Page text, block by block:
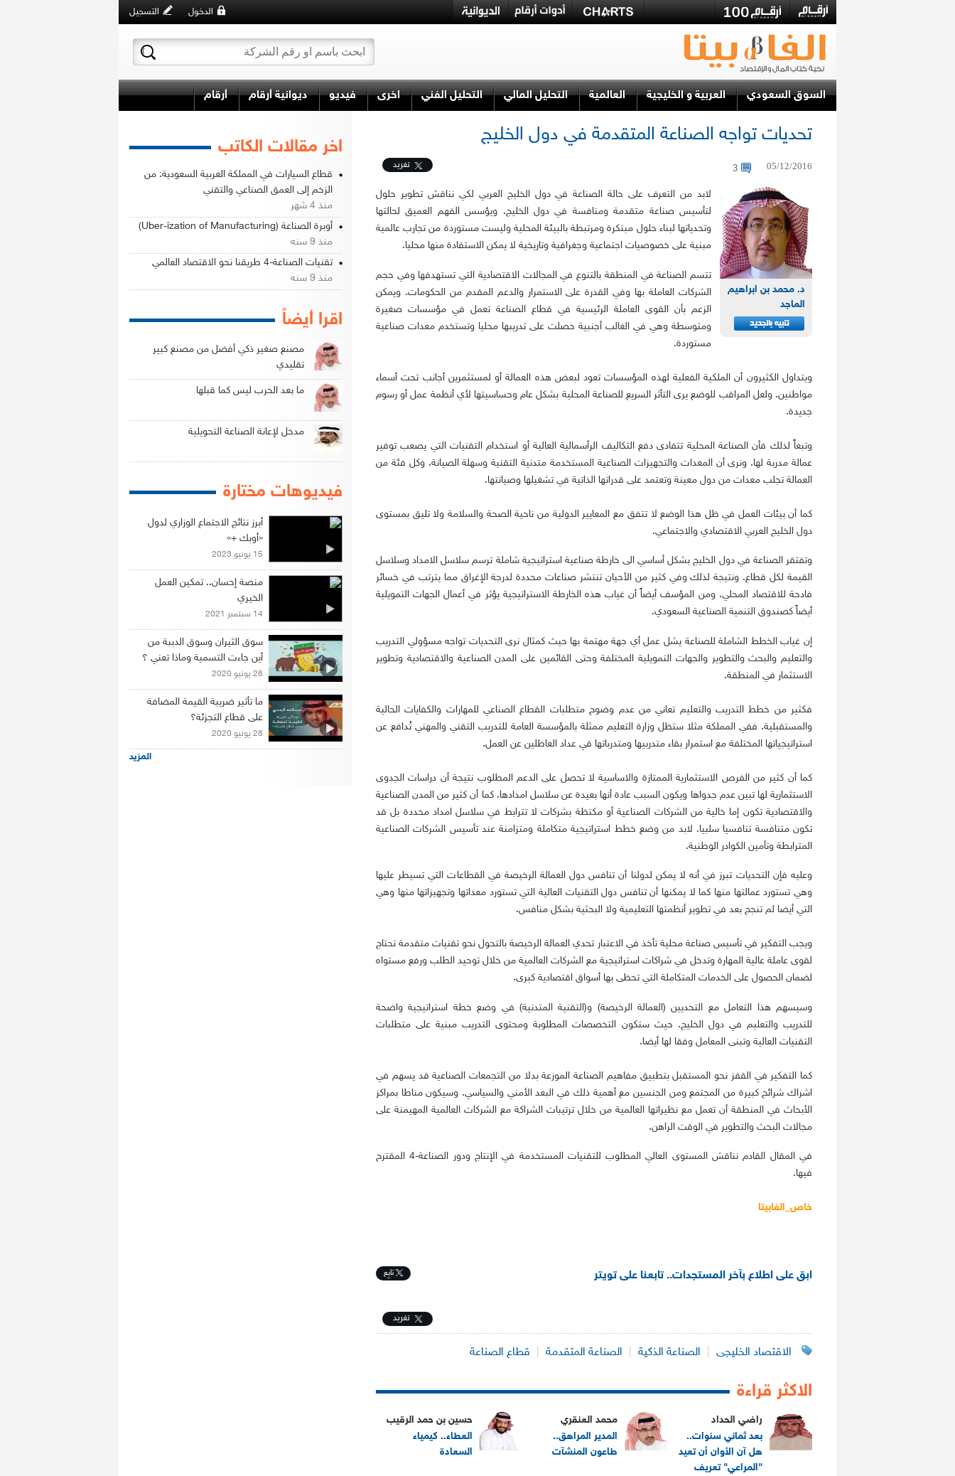
التسجيل الدخول
السوق السعودي العربية و الخليجية العالمية التحليل المالي التحليل الفني اخرى فيديو ديوانية أرقام أرقام
تحديات تواجه الصناعة المتقدمة في دول الخليج
05/12/2016
3 تغريد
د. محمد بن ابراهيم
الماجد
لابد من التعرف على حالة الصناعة في دول الخليج العربي لكي نناقش تطوير حلول
لتأسيس صناعة متقدمة ومنافسة في دول الخليج. ويؤسس الفهم العميق لحالتها
وتحدياتها لبناء حلول مبتكرة ومرتبطة بالبيئة المحلية وليست مستوردة من تجارب عالمية
مبنية على خصوصيات اجتماعية وجغرافية وتاريخية لا يمكن الاستفادة منها محليا.
تتسم الصناعة في المنطقة بالتنوع في المجالات الاقتصادية التي تستهدفها وفي حجم
الشركات العاملة بها وفي القدرة على الاستمرار والدعم المقدم من الحكومات. ويمكن
الزعم بأن القوى العاملة الرئيسية في قطاع الصناعة تعمل في مؤسسات صغيرة
ومتوسطة وهي في الغالب أجنبية حصلت على تدريبها محليا وتستخدم معدات صناعية
مستوردة.
ويتداول الكثيرون أن الملكية الفعلية لهذه المؤسسات تعود لبعض هذه العمالة أو لمستثمرين أجانب تحت أسماء
مواطنين. ولعل المراقب للوضع يرى التأثر السريع للصناعة المحلية بشكل عام وحساسيتها لأي أنظمة عمل أو رسوم
جديدة.
وتبعاً لذلك فأن الصناعة المحلية تتفادى دفع التكاليف الرأسمالية العالية أو استخدام التقنيات التي يصعب توفير
عمالة مدربة لها. ونرى أن المعدات والتجهيزات الصناعية المستخدمة متدنية التقنية وسهلة الصيانة. وكل فئة من
العمالة تجلب معدات من دول معينة وتعتمد على قدراتها الذاتية في تشغيلها وصيانتها.
كما أن بيئات العمل في ظل هذا الوضع لا تتفق مع المعايير الدولية من ناحية الصحة والسلامة ولا تليق بمستوى
دول الخليج العربي الاقتصادي والاجتماعي.
وتفتقر الصناعة في دول الخليج بشكل أساسي الى خارطة صناعية استراتيجية شاملة ترسم سلاسل الامداد وسلاسل
القيمة لكل قطاع. ونتيجة لذلك وفي كثير من الأحيان تنتشر صناعات محددة لدرجة الإغراق مما يترتب في خسائر
فادحة للاقتصاد المحلي. ومن المؤسف أيضاً أن غياب هذه الخارطة الاستراتيجية يؤثر في أعمال الجهات التمويلية
أيضاً كصندوق التنمية الصناعية السعودي.
إن غياب الخطط الشاملة للصناعة يشل عمل أي جهة مهتمة بها حيث كمثال نرى التحديات تواجه مسؤولي التدريب
والتعليم والبحث والتطوير والجهات التمويلية المختلفة وحتى القائمين على المدن الصناعية والاقتصادية وتطوير
الاستثمار في المنطقة.
فكثير من خطط التدريب والتعليم تعاني من عدم وضوح متطلبات القطاع الصناعي للمهارات والكفايات الحالية
والمستقبلية. ففي المملكة مثلا ستظل وزارة التعليم ممثلة بالمؤسسة العامة للتدريب التقني والمهني تُدافع عن
استراتيجياتها المختلفة مع استمرار بقاء متدربيها ومتدرباتها في عداد العاطلين عن العمل.
كما أن كثير من الفرص الاستثمارية الممتازة والاساسية لا تحصل على الدعم المطلوب نتيجة أن دراسات الجدوى
الاستثمارية لها تبين عدم جدواها ويكون السبب عادة أنها بعيدة عن سلاسل امدادها. كما أن كثير من المدن الصناعية
والاقتصادية تكون إما خالية من الشركات الصناعية أو مكتظة بشركات لا تترابط في سلاسل امداد محددة بل قد
تكون متنافسة تنافسيا سلبيا. لابد من وضع خطط استراتيجية متكاملة ومتزامنة عند تأسيس الشركات الصناعية
المترابطة وتأمين الكوادر الوطنية.
وعليه فإن التحديات تبرز في أنه لا يمكن لدولنا أن تنافس دول العمالة الرخيصة في القطاعات التي تسيطر عليها
وهي تستورد عمالتها منها كما لا يمكنها أن تنافس دول التقنيات العالية التي تستورد معداتها وتجهيزاتها منها وهي
التي أيضا لم تنجح بعد في تطوير أنظمتها التعليمية ولا البحثية بشكل منافس.
ويجب التفكير في تأسيس صناعة محلية تأخذ في الاعتبار تحدي العمالة الرخيصة بالتحول نحو تقنيات متقدمة تحتاج
لقوى عاملة عالية المهارة وتدخل في شراكات استراتيجية مع الشركات العالمية من خلال توحيد الطلب ورفع مستواه
لضمان الحصول على الخدمات المتكاملة التي تحظى بها أسواق اقتصادية كبرى.
وسيسهم هذا التعامل مع التحديين (العمالة الرخيصة) و(التقنية المتدنية) في وضع خطة استراتيجية واضحة
للتدريب والتعليم في دول الخليج. حيث ستكون التخصصات المطلوبة ومحتوى التدريب مبنية على متطلبات
التقنيات العالية وتبنى المعامل وفقا لها أيضا.
كما التفكير في القفز نحو المستقبل بتطبيق مفاهيم الصناعة الموزعة بدلا من التجمعات الصناعية قد يسهم في
اشراك شرائح كبيرة من المجتمع ومن الجنسين مع أهمية ذلك في البعد الأمني والسياسي. وسيكون مناطا بمراكز
الأبحاث في المنطقة أن تعمل مع نظيراتها العالمية من خلال ترتيبات الشراكة مع الشركات العالمية المهيمنة على
مجالات البحث والتطوير في الوقت الراهن.
في المقال القادم نناقش المستوى العالي المطلوب للتقنيات المستخدمة في الإنتاج ودور الصناعة-4 المقترح
فيها.
خاص_الفابيتا
ابق على اطلاع بآخر المستجدات.. تابعنا على تويتر تابِع
تغريد
الاقتصاد الخليجى الصناعة الذكية الصناعة المتقدمة قطاع الصناعة
الاكثر قراءة
راضي الحداد
بعد ثماني سنوات..
هل آن الأوان أن تعيد
"المراعي" تعريف
محمد العنقري
المدير المراهق..
طاعون المنشآت
حسين بن حمد الرقيب
العطاء.. كيمياء
السعادة
اخر مقالات الكاتب
قطاع السيارات في المملكة العربية السعودية: من
الزخم إلى العمق الصناعي والتقني
منذ 4 شهر
أوبرة الصناعة (Uber-ization of Manufacturing)
منذ 9 سنه
تقنيات الصناعة-4 طريقنا نحو الاقتصاد العالمي
منذ 9 سنه
اقرا أيضاً
مصنع صغير ذكي أفضل من مصنع كبير
تقليدي
ما بعد الحرب ليس كما قبلها
مدخل لإعانة الصناعة التحويلية
فيديوهات مختارة
أبرز نتائج الاجتماع الوزاري لدول
«أوبك +»
15 يونيو 2023
منصة إحسان.. تمكين العمل
الخيري
14 سبتمبر 2021
سوق الثيران وسوق الدببة من
أين جاءت التسمية وماذا تعني ؟
28 يونيو 2020
ما تأثير ضريبة القيمة المضافة
على قطاع التجزئة؟
28 يونيو 2020
المزيد